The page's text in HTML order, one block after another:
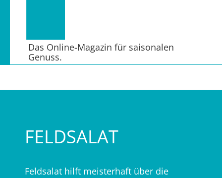
Das Online-Magazin für saisonalen
Genuss.
FELDSALAT
Feldsalat hilft meisterhaft über die